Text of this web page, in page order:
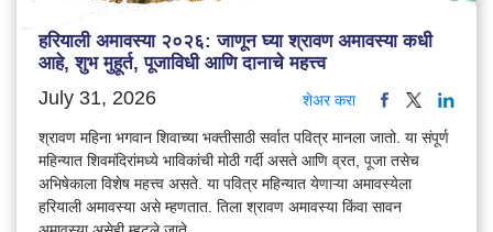
हरियाली अमावस्या २०२६: जाणून घ्या श्रावण अमावस्या कधी
आहे, शुभ मुहूर्त, पूजाविधी आणि दानाचे महत्त्व
July 31, 2026 शेअर करा
श्रावण महिना भगवान शिवाच्या भक्तीसाठी सर्वात पवित्र मानला जातो. या संपूर्ण
महिन्यात शिवमंदिरांमध्ये भाविकांची मोठी गर्दी असते आणि व्रत, पूजा तसेच
अभिषेकाला विशेष महत्त्व असते. या पवित्र महिन्यात येणाऱ्या अमावस्येला
हरियाली अमावस्या असे म्हणतात. तिला श्रावण अमावस्या किंवा सावन